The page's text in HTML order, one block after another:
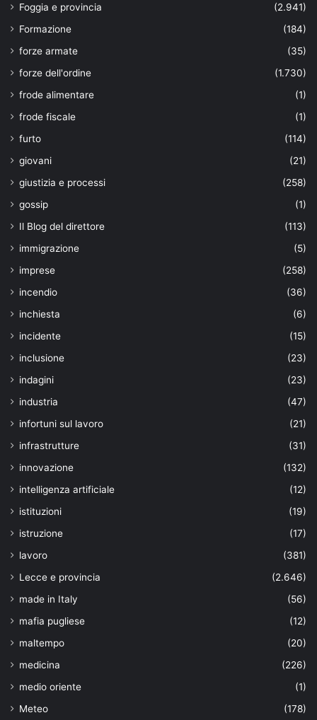
Foggia e provincia
(2.941)
Formazione
(184)
forze armate
(35)
forze dell'ordine
(1.730)
frode alimentare
(1)
frode fiscale
(1)
furto
(114)
giovani
(21)
giustizia e processi
(258)
gossip
(1)
Il Blog del direttore
(113)
immigrazione
(5)
imprese
(258)
incendio
(36)
inchiesta
(6)
incidente
(15)
inclusione
(23)
indagini
(23)
industria
(47)
infortuni sul lavoro
(21)
infrastrutture
(31)
innovazione
(132)
intelligenza artificiale
(12)
istituzioni
(19)
istruzione
(17)
lavoro
(381)
Lecce e provincia
(2.646)
made in Italy
(56)
mafia pugliese
(12)
maltempo
(20)
medicina
(226)
medio oriente
(1)
Meteo
(178)